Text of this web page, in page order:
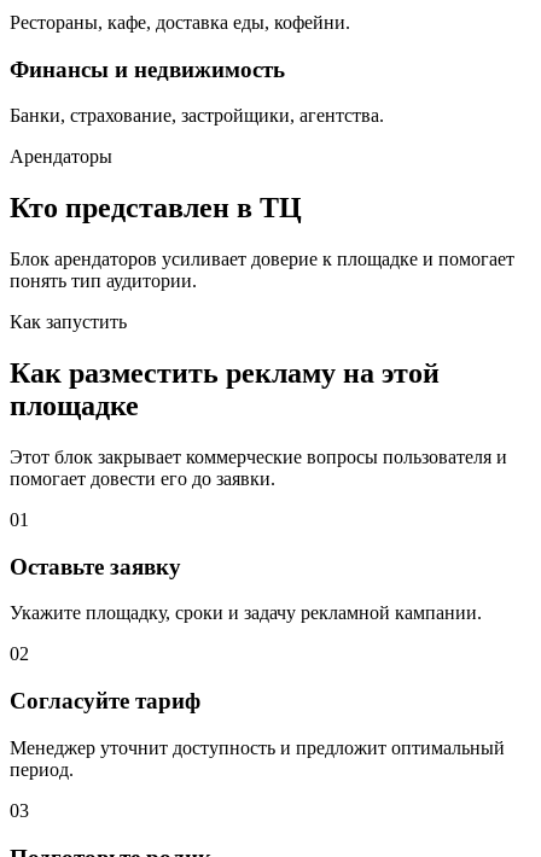
Рестораны, кафе, доставка еды, кофейни.
Финансы и недвижимость
Банки, страхование, застройщики, агентства.
Арендаторы
Кто представлен в ТЦ
Блок арендаторов усиливает доверие к площадке и помогает
понять тип аудитории.
Как запустить
Как разместить рекламу на этой
площадке
Этот блок закрывает коммерческие вопросы пользователя и
помогает довести его до заявки.
01
Оставьте заявку
Укажите площадку, сроки и задачу рекламной кампании.
02
Согласуйте тариф
Менеджер уточнит доступность и предложит оптимальный
период.
03